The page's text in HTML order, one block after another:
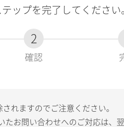
ップを完了してください
2
確認
れますのでご注意ください。
たお問い合わせへのご対応は、